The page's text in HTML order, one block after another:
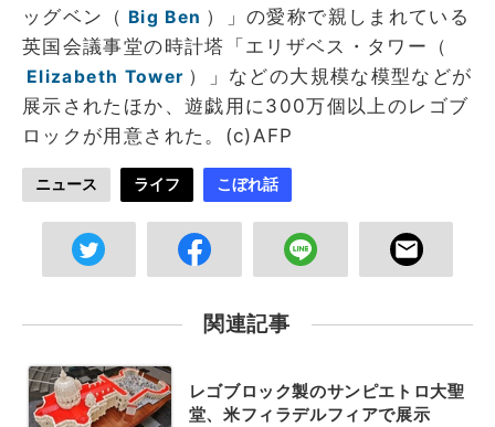
ッグベン（ Big Ben ）」の愛称で親しまれている
英国会議事堂の時計塔「エリザベス・タワー（
Elizabeth Tower ）」などの大規模な模型などが
展示されたほか、遊戯用に300万個以上のレゴブ
ロックが用意された。(c)AFP
ニュース ライフ こぼれ話
関連記事
レゴブロック製のサンピエトロ大聖
堂、米フィラデルフィアで展示